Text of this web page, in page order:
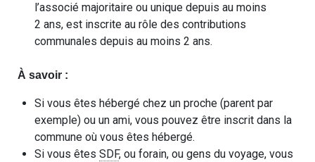
l’associé majoritaire ou unique depuis au moins
2 ans, est inscrite au rôle des contributions
communales depuis au moins 2 ans.
À savoir :
Si vous êtes hébergé chez un proche (parent par
exemple) ou un ami, vous pouvez être inscrit dans la
commune où vous êtes hébergé.
Si vous êtes SDF, ou forain, ou gens du voyage, vous